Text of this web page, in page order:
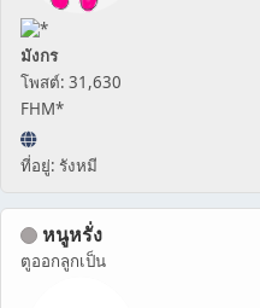
มังกร
โพสต์: 31,630
FHM*
ที่อยู่: รังหมี
หนูหรั่ง
ตูออกลูกเป็น